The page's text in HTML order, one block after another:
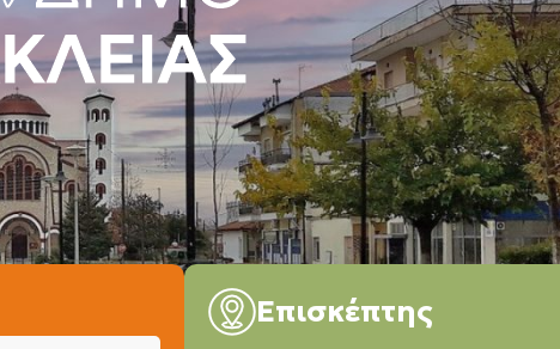
Επισκέπτης